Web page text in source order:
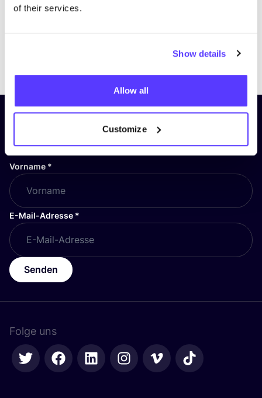
of their services.
Show details
Allow all
Customize
PreviousNext
Abonniere unseren Newsletter
und bleibe auf dem Laufenden!
Vorname *
E-Mail-Adresse *
Senden
Folge uns